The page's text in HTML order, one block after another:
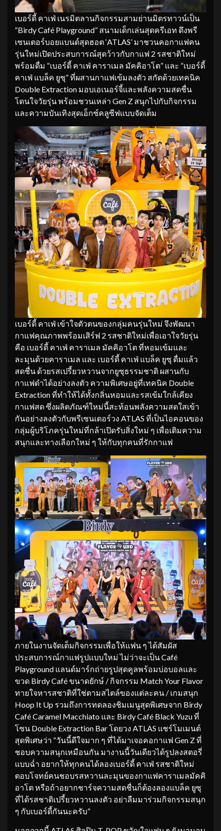
เบอร์ดี้ คาเฟ่ เนรมิตลานกิจกรรมสามย่านมิตรทาวน์เป็น
“Birdy Café Playground” สนามเด็กเล่นสุดครีเอท ดึงพรี
เซนเตอร์บอยแบนด์สุดฮอต ‘ATLAS’ มาชวนคอกาแฟคน
รุ่นใหม่เปิดประสบการณ์สุดว้าวกับกาแฟ 2 รสชาติใหม่
พร้อมดื่ม “เบอร์ดี้ คาเฟ่ คาราเมล มัคคิอาโต” และ “เบอร์ดี้
คาเฟ่ แบล็ค ยูซุ” ที่ผสานกาแฟเข้มลงตัว สกัดด้วยเทคนิค
Double Extraction มอบเอเนอร์จี้และพลังความสดชื่น
โดนใจวัยรุ่น พร้อมชวนเหล่า Gen Z สนุกไปกับกิจกรรม
และความบันเทิงสุดเอ็กซ์คลูซีฟแบบจัดเต็ม
เบอร์ดี้ คาเฟ่ เข้าใจตัวตนของกลุ่มคนรุ่นใหม่ จึงพัฒนา
กาแฟคุณภาพพร้อมเสิร์ฟ 2 รสชาติใหม่เพื่อเอาใจวัยรุ่น
คือ เบอร์ดี้ คาเฟ่ คาราเมล มัคคิอาโต ที่หอมเข้มและ
ละมุนด้วยคาราเมล และ เบอร์ดี้ คาเฟ่ แบล็ค ยูซุ ดื่มแล้ว
สดชื่น ด้วยรสเปรี้ยวหวานจากยูซุธรรมชาติ ผสานกับ
กาแฟดำได้อย่างลงตัว ความพิเศษอยู่ที่เทคนิค Double
Extraction ที่ทำให้ได้ทั้งกลิ่นหอมและรสเข้มใกล้เคียง
กาแฟสด ซึ่งผลิตภัณฑ์ใหม่นี้สะท้อนพลังความสดใสเข้า
กันอย่างลงตัวกับพรีเซนเตอร์วง ATLAS ที่เป็นไอคอนของ
กลุ่มผู้บริโภครุ่นใหม่ที่กล้าเปิดรับสิ่งใหม่ ๆ เพื่อเติมความ
สนุกและทางเลือกใหม่ ๆ ให้กับทุกคนที่รักกาแฟ
ภายในงานจัดเต็มกิจกรรมเพื่อให้แฟน ๆ ได้สัมผัส
ประสบการณ์กาแฟรูปแบบใหม่ ไม่ว่าจะเป็น Café
Playground แลนด์มาร์กถ่ายรูปสุดคูลพร้อมบ่อบอลและ
ขวด Birdy Café ขนาดยักษ์ / กิจกรรม Match Your Flavor
ทายใจหารสชาติที่ใช่ตามสไตล์ของแต่ละคน / เกมสนุก
Hoop It Up รวมถึงการทดลองชิมเมนูสุดพิเศษจาก Birdy
Café Caramel Macchiato และ Birdy Café Black Yuzu ที่
โซน Double Extraction Bar โดยวง ATLAS แชร์โมเมนต์
สุดพิเศษว่า “วันนี้ดีใจมาก ๆ ที่ได้มาเจอคอกาแฟ Gen Z ที่
ชอบความสนุกเหมือนกัน มางานนี้วันเดียวได้รูปลงสตอรี่
แบบฉ่ำ อยากให้ทุกคนได้ลองเบอร์ดี้ คาเฟ่ รสชาติใหม่
ตอบโจทย์คนชอบรสหวานละมุนของกาแฟคาราเมลมัคคิ
อาโต หรือถ้าอยากชาร์จความสดชื่นก็ต้องลองแบล็ค ยูซุ
ที่ได้รสชาติเปรี้ยวหวานลงตัว อย่าลืมมาร่วมกิจกรรมสนุก
ๆ กับเบอร์ดี้กันนะครับ”